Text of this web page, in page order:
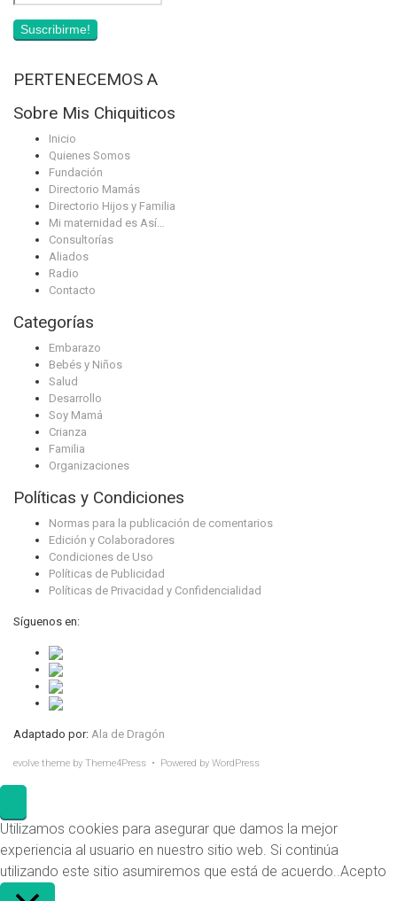
PERTENECEMOS A
Sobre Mis Chiquiticos
Inicio
Quienes Somos
Fundación
Directorio Mamás
Directorio Hijos y Familia
Mi maternidad es Así…
Consultorías
Aliados
Radio
Contacto
Categorías
Embarazo
Bebés y Niños
Salud
Desarrollo
Soy Mamá
Crianza
Familia
Organizaciones
Políticas y Condiciones
Normas para la publicación de comentarios
Edición y Colaboradores
Condiciones de Uso
Políticas de Publicidad
Políticas de Privacidad y Confidencialidad
Síguenos en:
Adaptado por: Ala de Dragón
evolve theme by Theme4Press • Powered by WordPress
Utilizamos cookies para asegurar que damos la mejor
experiencia al usuario en nuestro sitio web. Si continúa
utilizando este sitio asumiremos que está de acuerdo.. Acepto